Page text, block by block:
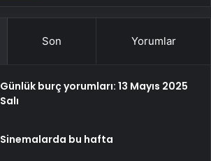
Son Yorumlar
Günlük burç yorumları: 13 Mayıs 2025
Salı
Sinemalarda bu hafta